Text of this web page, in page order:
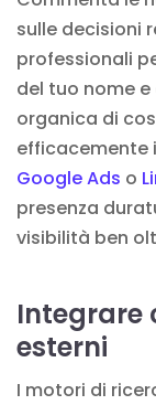
sulle decisioni
professionali
del tuo nome
organica di
efficacemente
Google Ads o
presenza
visibilità ben
Integrare
esterni
I motori di